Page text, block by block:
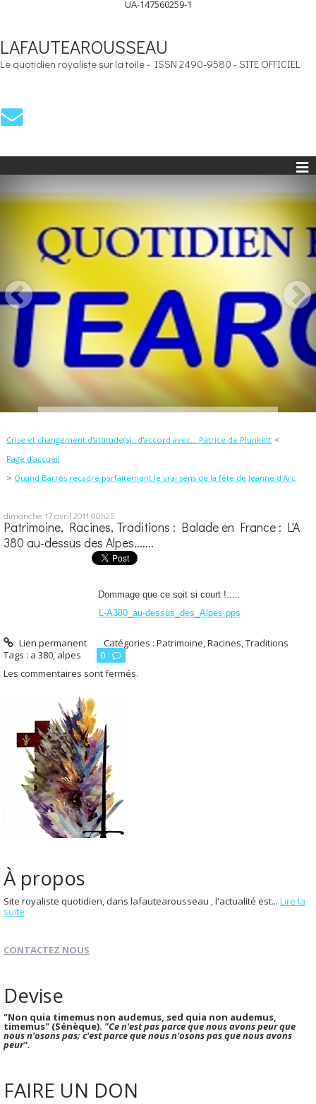
UA-147560259-1
LAFAUTEAROUSSEAU
Le quotidien royaliste sur la toile - ISSN 2490-9580 - SITE OFFICIEL
Crise et changement d'attitude(s) : d'accord avec... Patrice de Plunkett
Page d'accueil
Quand Barrès recadre parfaitement le vrai sens de la fête de Jeanne d’Arc
dimanche 17avril 2011 00h25
Patrimoine, Racines, Traditions : Balade en France : L'A
380 au-dessus des Alpes.......
Dommage que ce soit si court !.....
L-A380_au-dessus_des_Alpes.pps
Lien permanent Catégories :Patrimoine, Racines, Traditions
Tags : a 380, alpes
0
Les commentaires sont fermés.
À propos
Site royaliste quotidien, dans lafautearousseau , l'actualité est... Lire la
suite
CONTACTEZ NOUS
Devise
"Non quia timemus non audemus, sed quia non audemus,
timemus" (Sénèque). "Ce n'est pas parce que nous avons peur que
nous n'osons pas; c'est parce que nous n'osons pas que nous avons
peur".
FAIRE UN DON